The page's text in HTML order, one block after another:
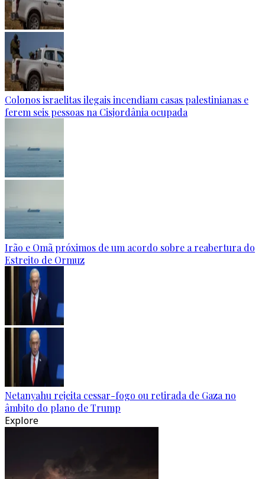
Colonos israelitas ilegais incendiam casas palestinianas e
ferem seis pessoas na Cisjordânia ocupada
Irão e Omã próximos de um acordo sobre a reabertura do
Estreito de Ormuz
Netanyahu rejeita cessar-fogo ou retirada de Gaza no
âmbito do plano de Trump
Explore